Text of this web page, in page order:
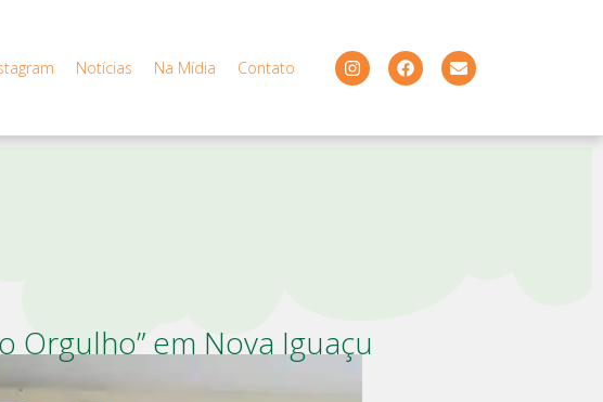
Notícias Na Mídia Contato
Orgulho” em Nova Iguaçu